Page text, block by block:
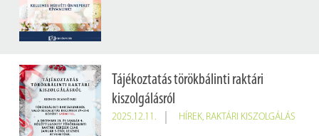
Tájékoztatás törökbálinti raktári
kiszolgálásról
2025.12.11. HÍREK, RAKTÁRI KISZOLGÁLÁS